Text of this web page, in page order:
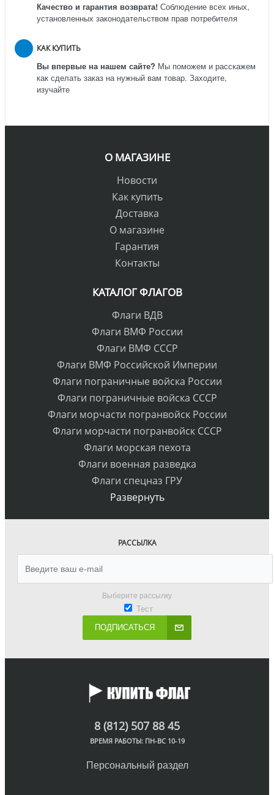
Качество и гарантия возврата! Соблюдение всех иных,
установленных законодательством прав потребителя
КАК КУПИТЬ
Вы впервые на нашем сайте? Мы поможем и расскажем
как сделать заказ на нужный вам товар. Заходите,
изучайте
О МАГАЗИНЕ
Новости
Как купить
Доставка
О магазине
Гарантия
Контакты
КАТАЛОГ ФЛАГОВ
Флаги ВДВ
Флаги ВМФ России
Флаги ВМФ СССР
Флаги ВМФ Российской Империи
Флаги пограничные войска России
Флаги пограничные войска СССР
Флаги морчасти погранвойск России
Флаги морчасти погранвойск СССР
Флаги морская пехота
Флаги военная разведка
Флаги спецназ ГРУ
Развернуть
РАССЫЛКА
Выберите рассылку
Тест
ПОДПИСАТЬСЯ
8 (812) 507 88 45
ВРЕМЯ РАБОТЫ: ПН-ВС 10-19
Персональный раздел